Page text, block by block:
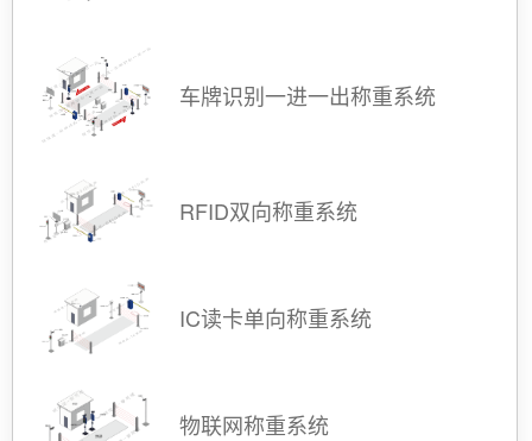
车牌识别一进一出称重系统
RFID双向称重系统
IC读卡单向称重系统
物联网称重系统